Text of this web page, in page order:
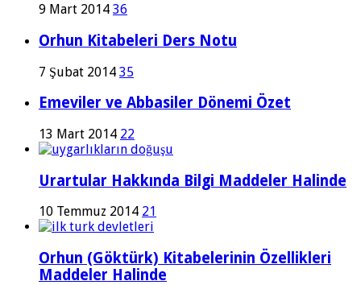
9 Mart 2014 36
Orhun Kitabeleri Ders Notu
7 Şubat 2014 35
Emeviler ve Abbasiler Dönemi Özet
13 Mart 2014 22
Urartular Hakkında Bilgi Maddeler Halinde
10 Temmuz 2014 21
Orhun (Göktürk) Kitabelerinin Özellikleri
Maddeler Halinde